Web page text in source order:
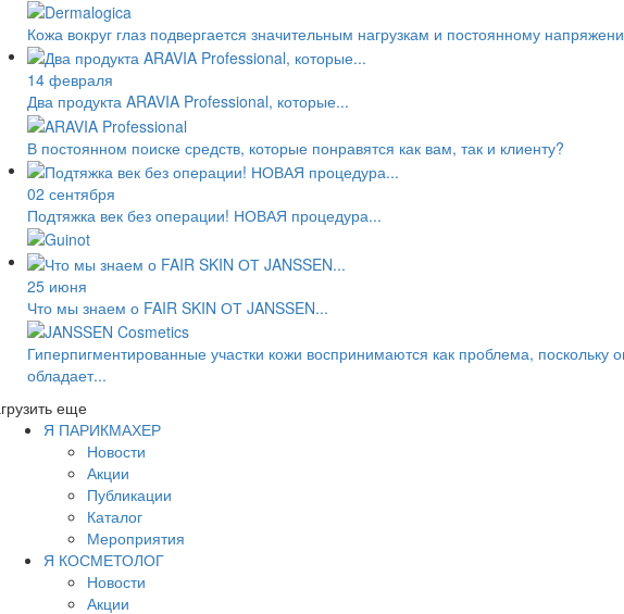
Кожа вокруг глаз подвергается значительным нагрузкам и постоянному
14 февраля
Два продукта ARAVIA Professional, которые...
В постоянном поиске средств, которые понравятся как вам, так и клиенту?
02 сентября
Подтяжка век без операции! НОВАЯ процедура...
25 июня
Что мы знаем о FAIR SKIN ОТ JANSSEN...
Гиперпигментированные участки кожи воспринимаются как проблема,
обладает...
еще
Я ПАРИКМАХЕР
Новости
Акции
Публикации
Каталог
Мероприятия
Я КОСМЕТОЛОГ
Новости
Акции